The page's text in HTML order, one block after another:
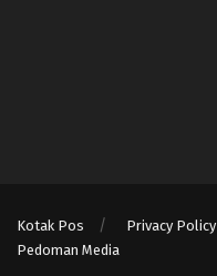
Kotak Pos Privacy Policy
Pedoman Media